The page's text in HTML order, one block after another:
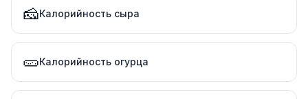
🧀Калорийность сыра
🥒Калорийность огурца